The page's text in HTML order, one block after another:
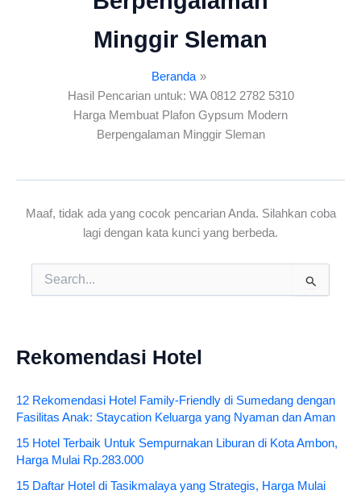
Minggir Sleman
Beranda
Hasil Pencarian untuk: WA 0812 2782 5310
Harga Membuat Plafon Gypsum Modern
Berpengalaman Minggir Sleman
Maaf, tidak ada yang cocok pencarian Anda. Silahkan coba
lagi dengan kata kunci yang berbeda.
untuk:
Rekomendasi Hotel
12 Rekomendasi Hotel Family-Friendly di Sumedang dengan
Fasilitas Anak: Staycation Keluarga yang Nyaman dan Aman
15 Hotel Terbaik Untuk Sempurnakan Liburan di Kota Ambon,
Harga Mulai Rp.283.000
15 Daftar Hotel di Tasikmalaya yang Strategis, Harga Mulai